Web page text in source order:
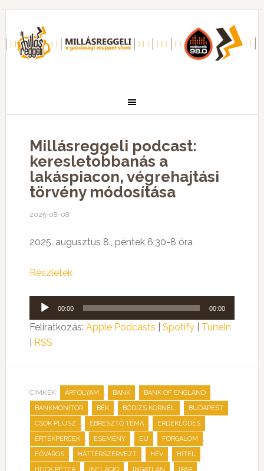
Millásreggeli podcast:
keresletobbanás a
lakáspiacon, végrehajtási
törvény módosítása
2025-08-08
2025. augusztus 8., péntek 6:30-8 óra
Részletek
Audió
lejátszó
00:00 00:00
Feliratkozás: Apple Podcasts Spotify| TuneIn
RSS
CÍMKÉK: ÁRFOLYAM , BANK , BANK OF ENGLAND ,
BANKMONITOR , BÉK , BÓDIZS KORNÉL , BUDAPEST ,
CSOK PLUSZ , ÉBRESZTŐ TÉMA , ÉRDEKLŐDÉS ,
ÉRTÉKPERCEK , ESEMÉNY , EU , FORGALOM ,
FŐVÁROS , HÁTTÉRSZERVEZT , HÉV , HITEL ,
, , , ,